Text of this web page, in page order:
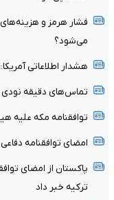
فشار هرمز و هزینه‌های
می‌شود؟
هشدار اطلاعاتی
تماس‌های دقیقه نودی
توافقنامه مکه
امضای توافقنامه
پاکستان از امضای
ترکیه خبر داد